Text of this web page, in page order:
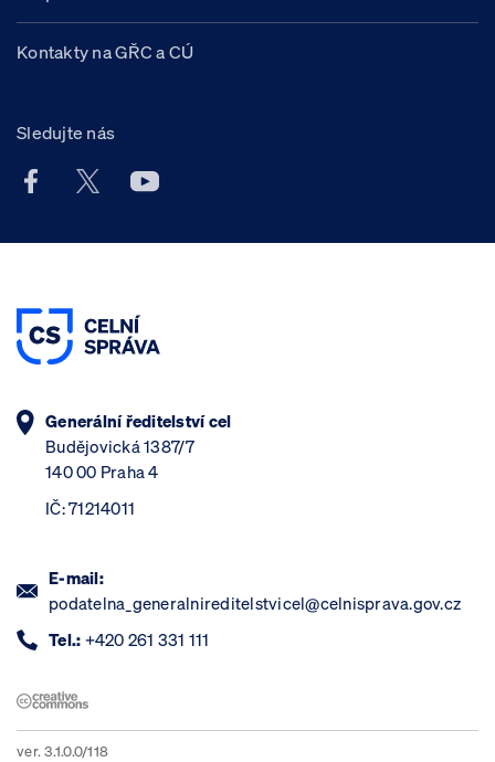
Kontakty na GŘC a CÚ
Sledujte nás
Facebook účet Celní správy ČR
X účet Celní správy ČR
Youtube účet Celní správy ČR
Generální ředitelství cel
Budějovická 1387/7
140 00 Praha 4
IČ: 71214011
E-mail:
podatelna_generalnireditelstvicel@celnisprava.gov.cz
Tel.: +420 261 331 111
ver. 3.1.0.0/118